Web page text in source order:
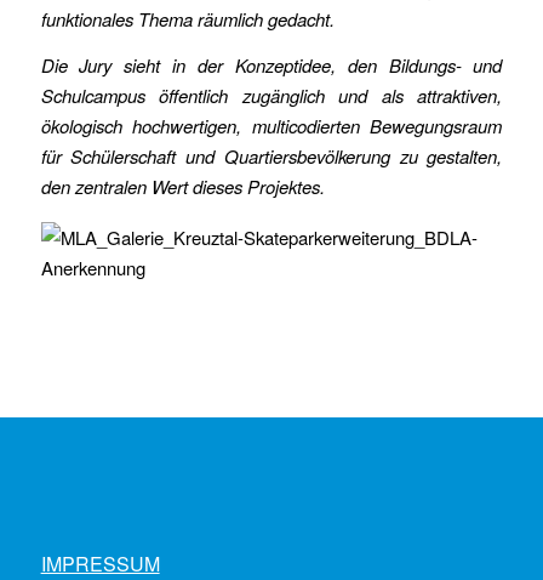
funktionales Thema räumlich gedacht.
Die Jury sieht in der Konzeptidee, den Bildungs- und
Schulcampus öffentlich zugänglich und als attraktiven,
ökologisch hochwertigen, multicodierten Bewegungsraum
für Schülerschaft und Quartiersbevölkerung zu gestalten,
den zentralen Wert dieses Projektes.
IMPRESSUM